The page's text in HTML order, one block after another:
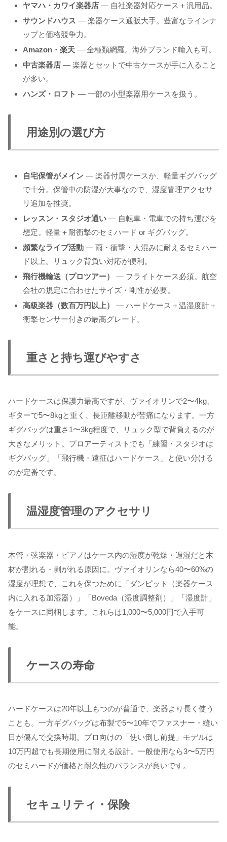
ヤマハ・カワイ楽器店 — 自社楽器対応ケース＋汎用品。
サウンドハウス — 楽器ケース通販大手。豊富なラインナ
ップと価格競争力。
Amazon・楽天 — 全種類網羅。海外ブランド輸入も可。
中古楽器店 — 楽器とセットで中古ケースが手に入ること
が多い。
ハンズ・ロフト — 一部の小型楽器用ケースを扱う。
用途別の選び方
自宅保管がメイン — 楽器付属ケースか、軽量ギグバッグ
で十分。保管中の防湿が大事なので、湿度管理アクセサ
リ追加を推奨。
レッスン・スタジオ通い — 自転車・電車での持ち運びを
想定。軽量＋耐衝撃のセミハード or ギグバッグ。
頻繁なライブ活動 — 雨・衝撃・人混みに耐えるセミハー
ド以上。リュック背負い対応が便利。
飛行機輸送（プロツアー）
— フライトケース必須。航空
会社の規定に合わせたサイズ・剛性が必要。
高級楽器（数百万円以上）
— ハードケース＋温湿度計＋
衝撃センサー付きの最高グレード。
重さと持ち運びやすさ
ハードケースは保護力最高ですが、ヴァイオリンで2〜4kg、
ギターで5〜8kgと重く、長距離移動が苦痛になります。一方
ギグバッグは重さ1〜3kg程度で、リュック型で背負えるのが
大きなメリット。プロアーティストでも「練習・スタジオは
ギグバッグ」「飛行機・遠征はハードケース」と使い分ける
のが定番です。
温湿度管理のアクセサリ
木管・弦楽器・ピアノはケース内の湿度が乾燥・過湿だと木
材が割れる・剥がれる原因に。ヴァイオリンなら40〜60%の
湿度が理想で、これを保つために「ダンピット（楽器ケース
内に入れる加湿器）」「Boveda（湿度調整剤）」「湿度計」
をケースに同梱します。これらは1,000〜5,000円で入手可
能。
ケースの寿命
ハードケースは20年以上もつのが普通で、楽器より長く使う
ことも。一方ギグバッグは布製で5〜10年でファスナー・縫い
目が傷んで交換時期。プロ向けの「使い倒し前提」モデルは
10万円超でも長期使用に耐える設計。一般使用なら3〜5万円
のセミハードが価格と耐久性のバランスが良いです。
セキュリティ・保険